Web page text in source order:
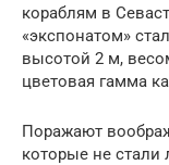
кораблям в
«экспонатом»
высотой 2 м,
цветовая гамма
Поражают
которые не стали